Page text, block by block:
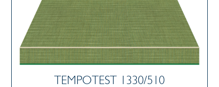
TEMPOTEST 1330/510